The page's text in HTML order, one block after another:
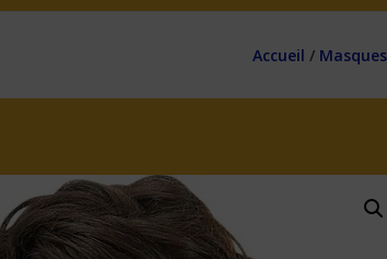
Accueil /